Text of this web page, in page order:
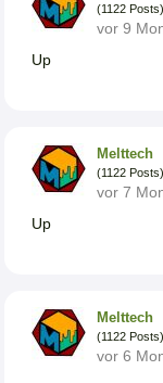
(1122 Posts)
vor 9
Up
Melttech
(1122 Posts)
vor 7
Up
Melttech
(1122 Posts)
vor 6